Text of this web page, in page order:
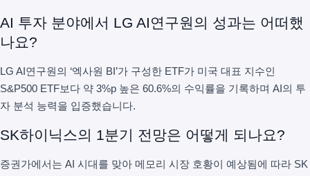
AI 투자 분야에서 LG AI연구원의 성과는 어떠했
나요?
LG AI연구원의 ‘엑사원 BI’가 구성한 ETF가 미국 대표 지수인
S&P500 ETF보다 약 3%p 높은 60.6%의 수익률을 기록하며 AI의 투
자 분석 능력을 입증했습니다.
SK하이닉스의 1분기 전망은 어떻게 되나요?
증권가에서는 AI 시대를 맞아 메모리 시장 호황이 예상됨에 따라 SK